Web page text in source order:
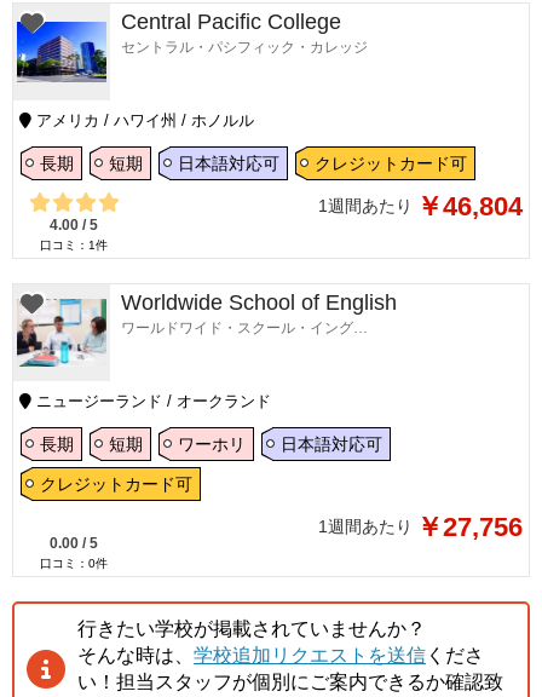
Central Pacific College
セントラル・パシフィック・カレッジ
アメリカ / ハワイ州 / ホノルル
長期 短期 日本語対応可 クレジットカード可
4.00 / 5
口コミ： 1件
1週間あたり ￥46,804
Worldwide School of English
ワールドワイド・スクール・イングリッシュ
ニュージーランド / オークランド
長期 短期 ワーホリ 日本語対応可
クレジットカード可
0.00 / 5
口コミ： 0件
1週間あたり ￥27,756
行きたい学校が掲載されていませんか？
そんな時は、 学校追加リクエストを送信 くださ
い！担当スタッフが個別にご案内できるか確認致